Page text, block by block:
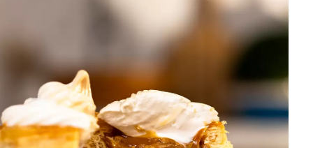
DISTRIBUIDORES E REPRESENTANTES
AGENDA DE CURSOS